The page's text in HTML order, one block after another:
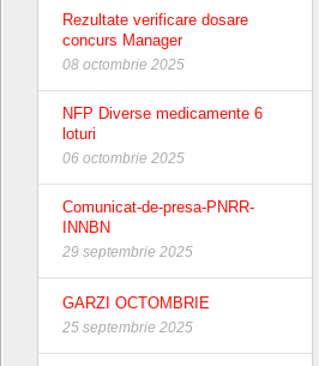
Rezultate verificare dosare
concurs Manager
08 octombrie 2025
NFP Diverse medicamente 6
loturi
06 octombrie 2025
Comunicat-de-presa-PNRR-
INNBN
29 septembrie 2025
GARZI OCTOMBRIE
25 septembrie 2025